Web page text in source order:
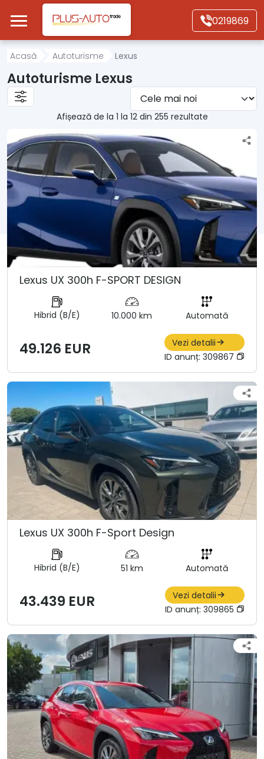
Mergi direct la conținutul principal
0219869
Acasă
Autoturisme
Motociclete
Autoutilitare
Alte tipuri vehicule
Despre Noi
Contact
Acasă Autoturisme Lexus
Autoturisme Lexus
Afișează de la 1 la 12 din 255 rezultate
Lexus UX 300h F-SPORT DESIGN
Hibrid (B/E) 10.000 km Automată
49.126 EUR
Vezi detalii
ID anunț: 309867
Lexus UX 300h F-Sport Design
Hibrid (B/E) 51 km Automată
43.439 EUR
Vezi detalii
ID anunț: 309865